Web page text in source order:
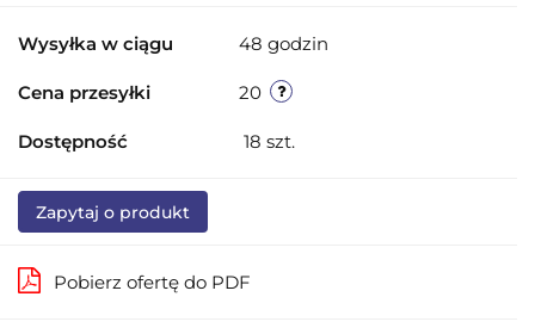
Wysyłka w ciągu 48 godzin
Cena przesyłki 20
Dostępność 18 szt.
Zapytaj o produkt
Pobierz ofertę do PDF